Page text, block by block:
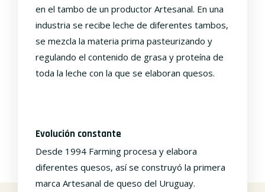
en el tambo de un productor Artesanal. En una
industria se recibe leche de diferentes tambos,
se mezcla la materia prima pasteurizando y
regulando el contenido de grasa y proteína de
toda la leche con la que se elaboran quesos.
Evolución constante
Desde 1994 Farming procesa y elabora
diferentes quesos, así se construyó la primera
marca Artesanal de queso del Uruguay.